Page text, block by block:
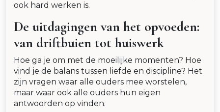
ook hard werken is.
De uitdagingen van het opvoeden:
van driftbuien tot huiswerk
Hoe ga je om met de moeilijke momenten? Hoe
vind je de balans tussen liefde en discipline? Het
zijn vragen waar alle ouders mee worstelen,
maar waar ook alle ouders hun eigen
antwoorden op vinden.